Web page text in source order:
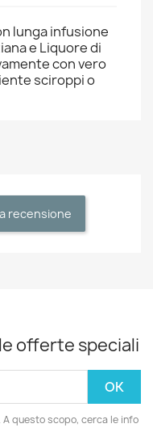
lunga infusione
e Liquore di
con vero
sciroppi o
recensione
offerte speciali
questo scopo, cerca le info